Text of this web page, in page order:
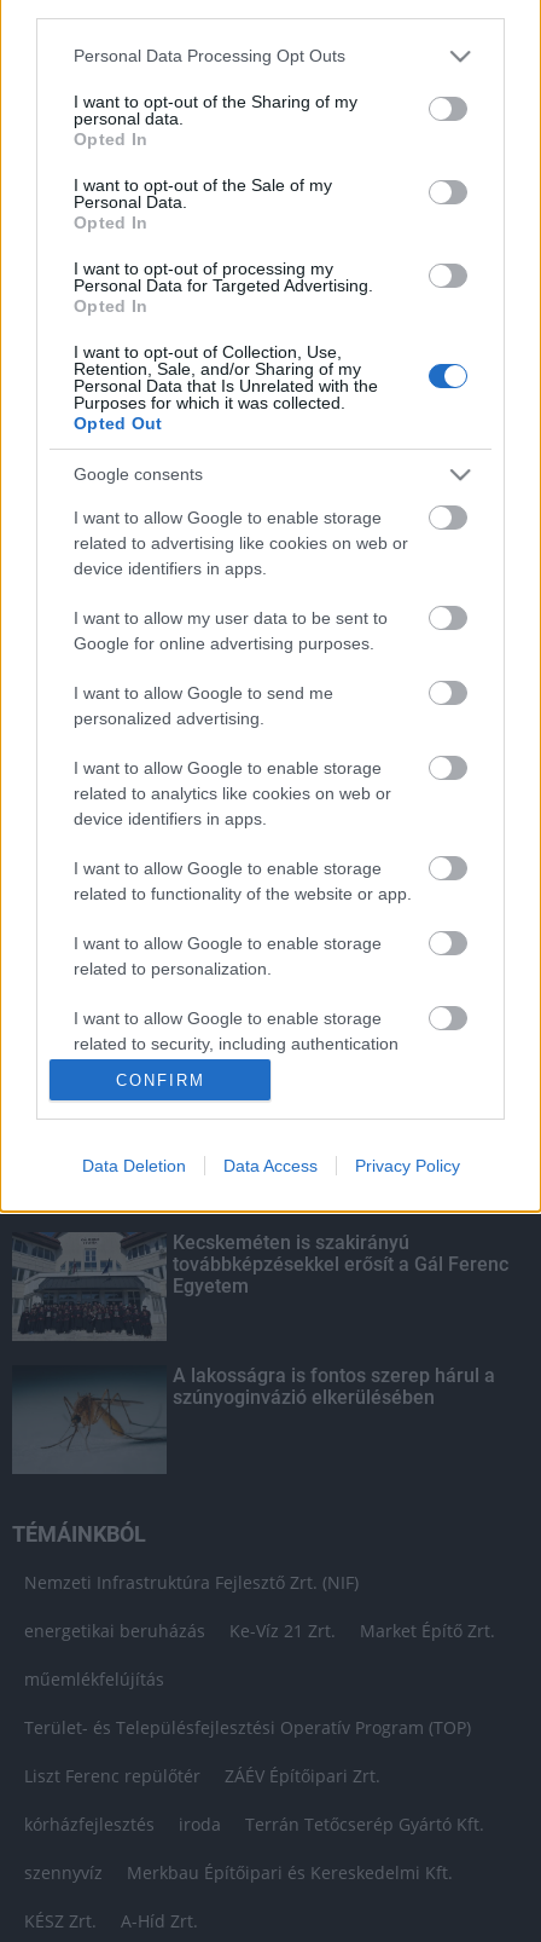
Please note that this website/app uses one or more Google
not limited to your visit or usage behaviour. You may click to
grant or deny consent to Google and its third-party tags to
use your data for below specified purposes in below Google
consent section.
Personal Data Processing Opt Outs
I want to opt-out of the Sharing of my
personal data.
Opted In
I want to opt-out of the Sale of my
Personal Data.
Opted In
I want to opt-out of processing my
Personal Data for Targeted Advertising.
Opted In
I want to opt-out of Collection, Use,
Retention, Sale, and/or Sharing of my
Personal Data that Is Unrelated with the
Purposes for which it was collected.
Opted Out
Google consents
I want to allow Google to enable storage
related to advertising like cookies on web or
device identifiers in apps.
I want to allow my user data to be sent to
Google for online advertising purposes.
I want to allow Google to send me
personalized advertising.
I want to allow Google to enable storage
related to analytics like cookies on web or
device identifiers in apps.
I want to allow Google to enable storage
related to functionality of the website or app.
I want to allow Google to enable storage
related to personalization.
I want to allow Google to enable storage
related to security, including authentication
CONFIRM
Data Deletion Data Access Privacy Policy
Paks II.: Mit jelent az 5. blokk új
árnyékában?
másodfokúra csökken a riasztás
HIRDETÉS
Paks II.: Mit jelent az 5. blokk új
mérföldköve a felülvizsgálat
árnyékában?
Fontos a postaládákba költöző
széncinegék védelme
Amire többmillióan vártunk: szombattól
másodfokúra csökken a riasztás
KIEMELT
Megérkezett az eső a Duna
Kecskeméten is szakirányú
továbbképzésekkel erősít a Gál Ferenc
Egyetem
A lakosságra is fontos szerep hárul a
szúnyoginvázió elkerülésében
TÉMÁINKBÓL
Nemzeti Infrastruktúra Fejlesztő Zrt. (NIF)
energetikai beruházás Ke-Víz 21 Zrt. Market Építő Zrt.
műemlékfelújítás
Terület- és Településfejlesztési Operatív Program (TOP)
Liszt Ferenc repülőtér ZÁÉV Építőipari Zrt.
kórházfejlesztés iroda Terrán Tetőcserép Gyártó Kft.
szennyvíz Merkbau Építőipari és Kereskedelmi Kft.
KÉSZ Zrt. A-Híd Zrt.